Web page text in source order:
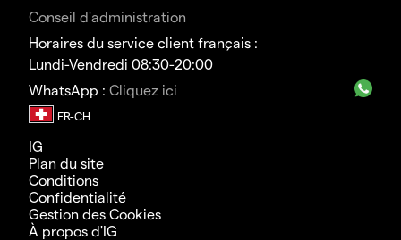
Conseil d'administration
Horaires du service client français :
Lundi-Vendredi 08:30-20:00
WhatsApp : Cliquez ici
IG
Plan du site
Conditions
Confidentialité
Gestion des Cookies
À propos d'IG